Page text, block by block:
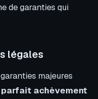
de garanties qui
légales
majeures
achèvement